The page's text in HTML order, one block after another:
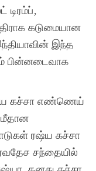
டிரம்ப்,
கடுமையான
இந்த
பின்னடைவாக
கச்சா எண்ணெய்
ரஷ்ய கச்சா
சந்தையில்